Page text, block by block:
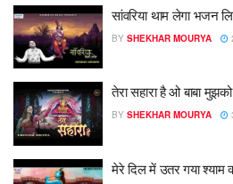
सांवरिया थाम लेगा भजन
BY SHEKHAR MOURYA
तेरा सहारा है ओ बाबा
BY SHEKHAR MOURYA
मेरे दिल में उतर गया श्याम